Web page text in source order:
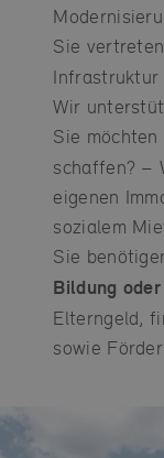
Sie
Infrastruktur
Wir
Sie möchten
schaffen? –
eigenen
sozialem
Sie
Bildung
Elterngeld,
sowie